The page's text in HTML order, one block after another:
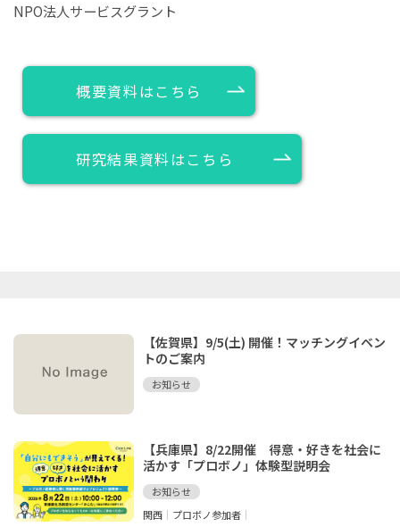
NPO法人サービスグラント
概要資料はこちら
研究結果資料はこちら
【佐賀県】9/5(土) 開催！マッチングイベン
トのご案内
お知らせ
【兵庫県】8/22開催 得意・好きを社会に
活かす「プロボノ」体験型説明会
お知らせ
関西
プロボノ参加者